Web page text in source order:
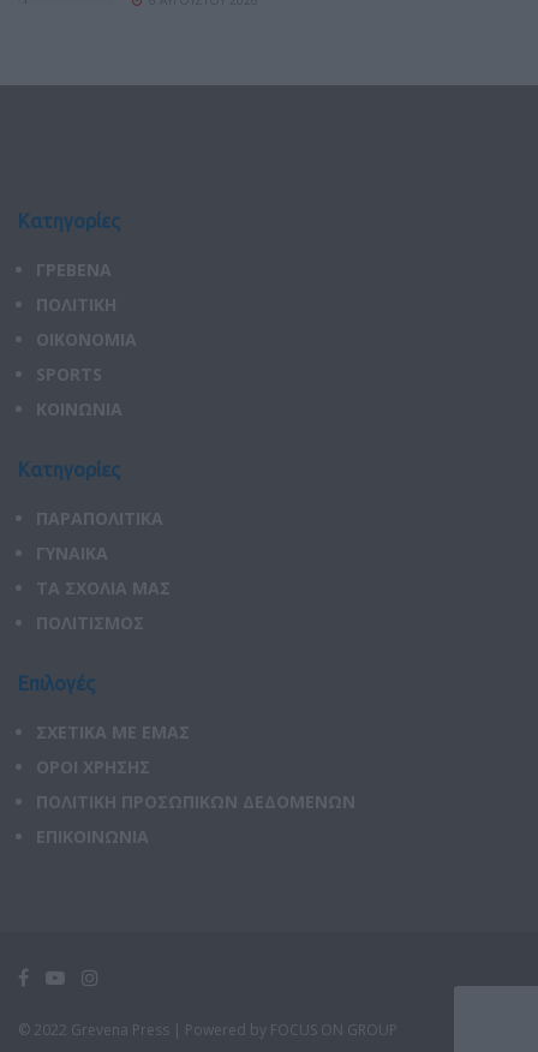
Κατηγορίες
ΓΡΕΒΕΝΑ
ΠΟΛΙΤΙΚΗ
ΟΙΚΟΝΟΜΙΑ
SPORTS
ΚΟΙΝΩΝΙΑ
Κατηγορίες
ΠΑΡΑΠΟΛΙΤΙΚΑ
ΓΥΝΑΙΚΑ
ΤΑ ΣΧΟΛΙΑ ΜΑΣ
ΠΟΛΙΤΙΣΜΟΣ
Επιλογές
ΣΧΕΤΙΚΑ ΜΕ ΕΜΑΣ
ΟΡΟΙ ΧΡΗΣΗΣ
ΠΟΛΙΤΙΚΗ ΠΡΟΣΩΠΙΚΩΝ ΔΕΔΟΜΕΝΩΝ
ΕΠΙΚΟΙΝΩΝΙΑ
© 2022 Grevena Press | Powered by FOCUS ON GROUP